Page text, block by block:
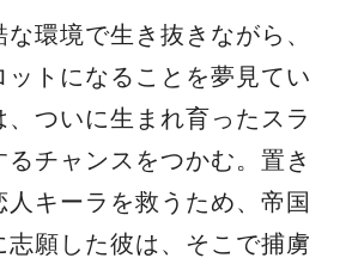
環境で生き抜きながら、
ットになることを夢見てい
、ついに生まれ育ったスラ
るチャンスをつかむ。置き
キーラを救うため、帝国
志願した彼は、そこで捕虜